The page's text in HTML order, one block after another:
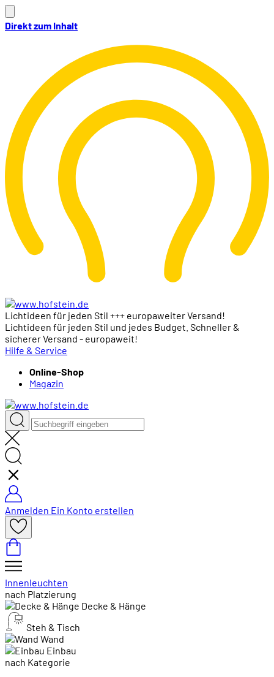
Direkt zum Inhalt
Lichtideen für jeden Stil +++ europaweiter Versand!
Lichtideen für jeden Stil und jedes Budget. Schneller &
sicherer Versand - europaweit!
Hilfe & Service
Online-Shop
Magazin
Anmelden Ein Konto erstellen
Innenleuchten
nach Platzierung
Decke & Hänge
Steh & Tisch
Wand
Einbau
nach Kategorie